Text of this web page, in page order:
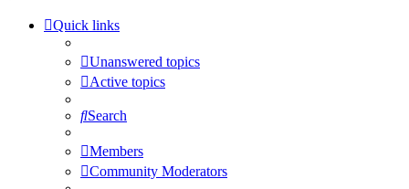
Quick links
Unanswered topics
Active topics
Search
Members
Community Moderators